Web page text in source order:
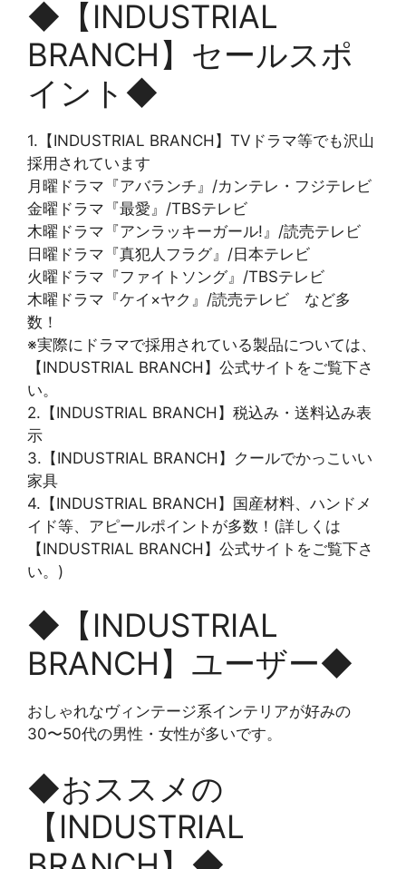
◆【INDUSTRIAL
BRANCH】セールスポ
イント◆
1.【INDUSTRIAL BRANCH】TVドラマ等でも沢山
採用されています
月曜ドラマ『アバランチ』/カンテレ・フジテレビ
金曜ドラマ『最愛』/TBSテレビ
木曜ドラマ『アンラッキーガール!』/読売テレビ
日曜ドラマ『真犯人フラグ』/日本テレビ
火曜ドラマ『ファイトソング』/TBSテレビ
木曜ドラマ『ケイ×ヤク』/読売テレビ など多
数！
※実際にドラマで採用されている製品については、
【INDUSTRIAL BRANCH】公式サイトをご覧下さ
い。
2.【INDUSTRIAL BRANCH】税込み・送料込み表
示
3.【INDUSTRIAL BRANCH】クールでかっこいい
家具
4.【INDUSTRIAL BRANCH】国産材料、ハンドメ
イド等、アピールポイントが多数！(詳しくは
【INDUSTRIAL BRANCH】公式サイトをご覧下さ
い。)
◆【INDUSTRIAL
BRANCH】ユーザー◆
おしゃれなヴィンテージ系インテリアが好みの
30〜50代の男性・女性が多いです。
◆おススメの
【INDUSTRIAL